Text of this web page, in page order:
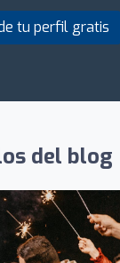
tu perfil gratis
del blog